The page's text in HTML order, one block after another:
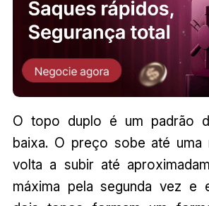
O topo duplo é um padrão
baixa. O preço sobe até uma
volta a subir até
máxima pela segunda vez e